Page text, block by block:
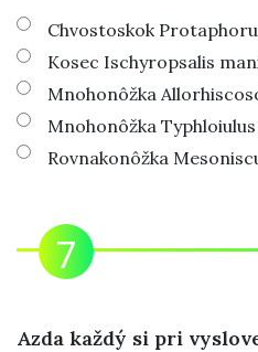
Chvostoskok
Kosec Ischyropsalis
Mnohonôžka
Mnohonôžka Typhloiulus
Rovnakonôžka
Azda každý si pri